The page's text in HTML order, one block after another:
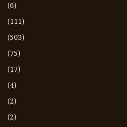
(6)
(111)
(503)
(75)
(17)
(4)
(2)
(2)